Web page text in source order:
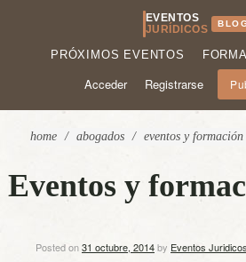
EVENTOS
JURÍDICOS
PRÓXIMOS EVENTOS
Acceder Registrarse
home / abogados / eventos y
Eventos y
Posted on31 octubre, 2014by Eventos Juridicos